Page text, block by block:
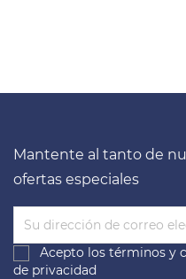
Mantente al tanto de
ofertas especiales
Acepto los términos y
de privacidad